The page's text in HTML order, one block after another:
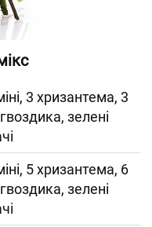
3 хризантема, 3
зелені
5 хризантема, 6
зелені